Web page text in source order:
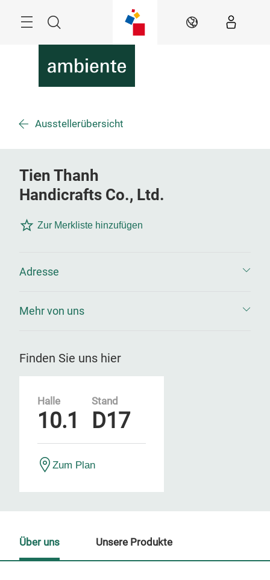
Suche DE
Ausstellerübersicht
Tien Thanh
Handicrafts Co., Ltd.
Zur Merkliste hinzufügen
Adresse
Mehr von uns
Finden Sie uns hier
Halle
10.1
Stand
D17
Zum Plan
Über uns Unsere Produkte